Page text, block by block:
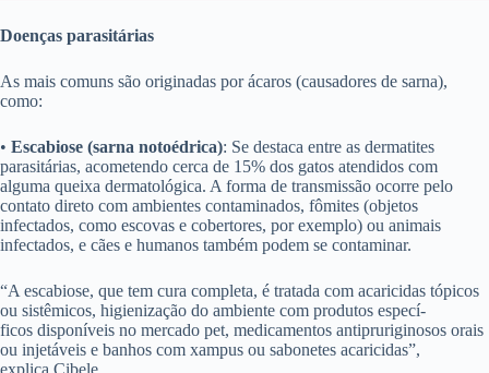
Doenças parasitárias
As mais comuns são originadas por ácaros (causadores de sarna),
como:
• Escabiose (sarna notoédrica): Se destaca entre as dermatites
parasitárias, acometendo cerca de 15% dos gatos atendidos com
alguma queixa dermatológica. A forma de transmissão ocorre pelo
contato direto com ambientes contaminados, fômites (objetos
infectados, como escovas e cobertores, por exemplo) ou animais
infectados, e cães e humanos também podem se contaminar.
“A escabiose, que tem cura completa, é tratada com acaricidas tópicos
ou sistêmicos, higienização do ambiente com produtos especí-
ficos disponíveis no mercado pet, medicamentos antipruriginosos orais
ou injetáveis e banhos com xampus ou sabonetes acaricidas”,
explica Cibele.